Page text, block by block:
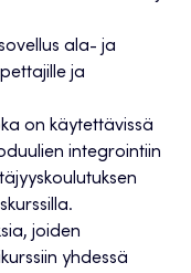
ala- ja
ja
on käytettävissä
integrointiin
joiden
yhdessä